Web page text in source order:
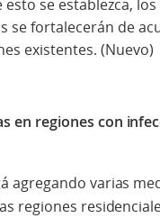
esto se establezca,
se fortalecerán de
existentes. (Nuevo)
en regiones con
agregando varias
regiones